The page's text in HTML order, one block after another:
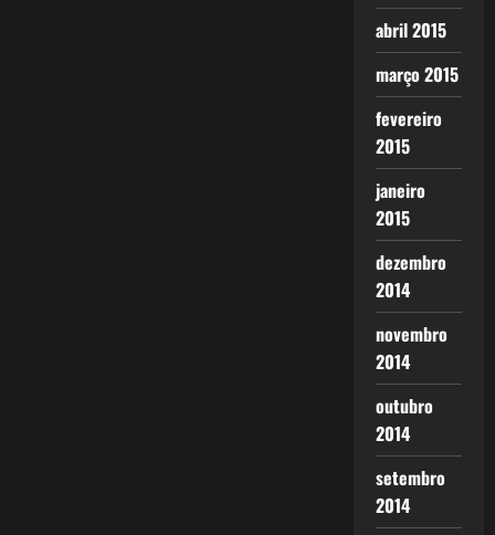
abril 2015
março 2015
fevereiro
2015
janeiro
2015
dezembro
2014
novembro
2014
outubro
2014
setembro
2014